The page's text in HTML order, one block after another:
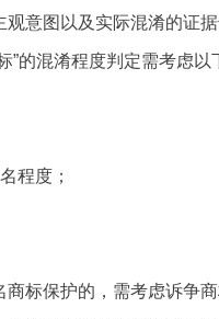
意图以及实际混淆的证
”的混淆程度判定需考虑以
程度；
标保护的，需考虑诉争